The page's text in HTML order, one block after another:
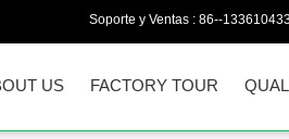
Soporte y Ventas : 86--
US FACTORY TOUR